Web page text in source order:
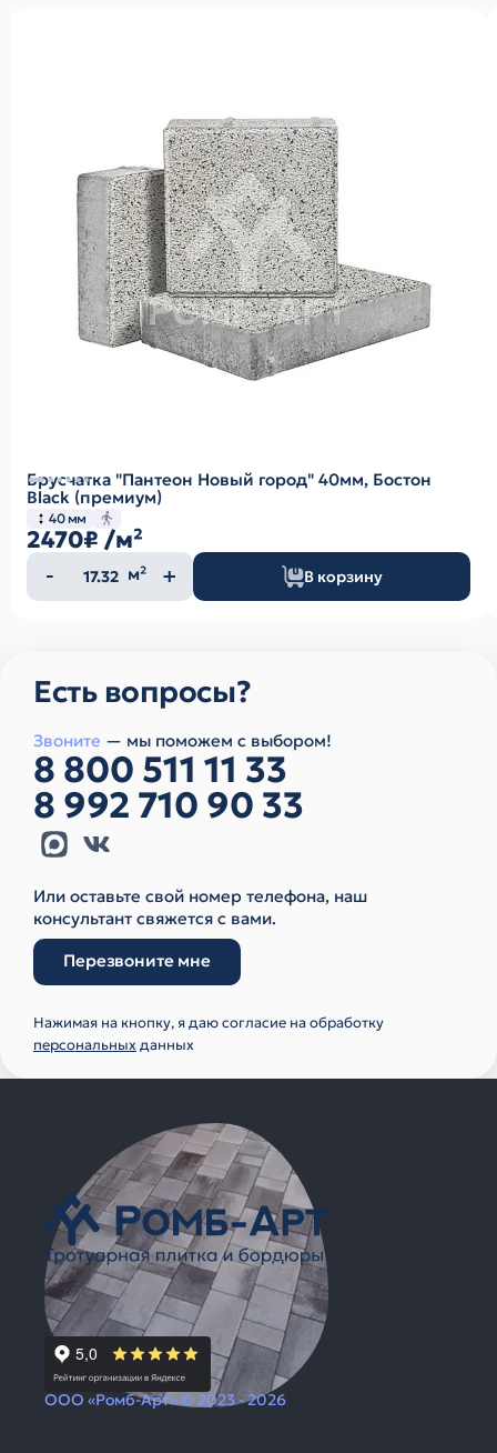
Брусчатка "Пантеон Новый город" 40мм, Бостон
Black (премиум)
40 мм
2470₽ /м²
Количество
товара
м² В корзину
Есть вопросы?
Звоните — мы поможем с выбором!
8 800 511 11 33
8 992 710 90 33
Или оставьте свой номер телефона, наш
консультант свяжется с вами.
Перезвоните мне
Нажимая на кнопку, я даю согласие на обработку
персональныхданных
ООО «Ромб-Арт» © 2023 - 2026